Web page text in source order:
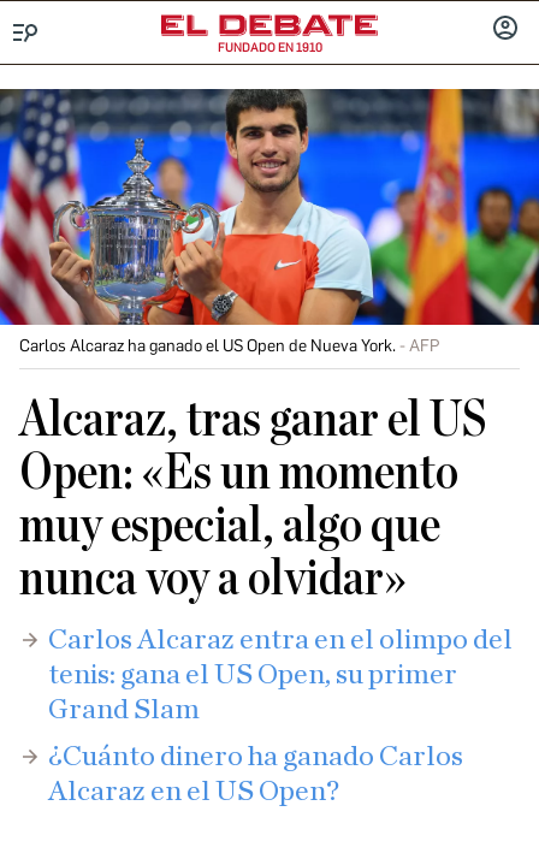
FUNDADO EN 1910
Carlos Alcaraz ha ganado el US Open de Nueva York. AFP
Alcaraz, tras ganar el US
Open: «Es un momento
muy especial, algo que
nunca voy a olvidar»
Carlos Alcaraz entra en el olimpo del
tenis: gana el US Open, su primer
Grand Slam
¿Cuánto dinero ha ganado Carlos
Alcaraz en el US Open?